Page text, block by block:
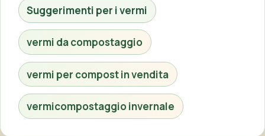
Suggerimenti per i vermi
vermi da compostaggio
vermi per compost in vendita
vermicompostaggio invernale